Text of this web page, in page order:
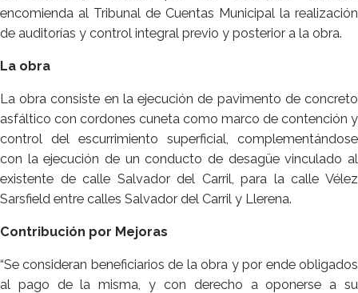
encomienda al Tribunal de Cuentas Municipal la realización
de auditorías y control integral previo y posterior a la obra.
La obra
La obra consiste en la ejecución de pavimento de concreto
asfáltico con cordones cuneta como marco de contención y
control del escurrimiento superficial, complementándose
con la ejecución de un conducto de desagüe vinculado al
existente de calle Salvador del Carril, para la calle Vélez
Sarsfield entre calles Salvador del Carril y Llerena.
Contribución por Mejoras
“Se consideran beneficiarios de la obra y por ende obligados
al pago de la misma, y con derecho a oponerse a su